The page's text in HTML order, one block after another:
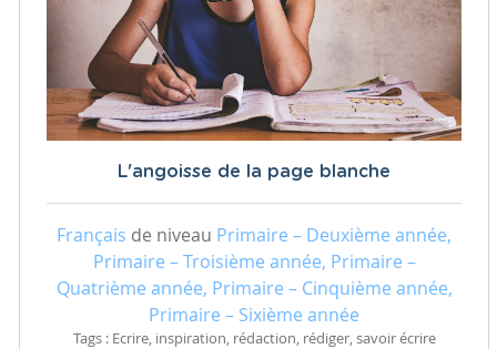
L'angoisse de la page blanche
Français de niveau Primaire – Deuxième année,
Primaire – Troisième année, Primaire –
Quatrième année, Primaire – Cinquième année,
Primaire – Sixième année
Tags : Ecrire, inspiration, rédaction, rédiger, savoir écrire